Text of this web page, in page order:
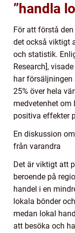
”handla
För att förstå
det också viktigt
och statistik.
Research],
har försäljningen
25% över hela
medvetenhet om
positiva effekter
En diskussion
från varandra
Det är viktigt att
beroende på
handel i en
lokala bönder
medan lokal
att besöka och